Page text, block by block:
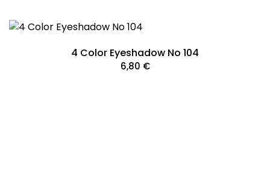
4 Color Eyeshadow No 104
6,80 €